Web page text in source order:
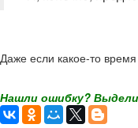
Даже если какое-то
Нашли ошибку?